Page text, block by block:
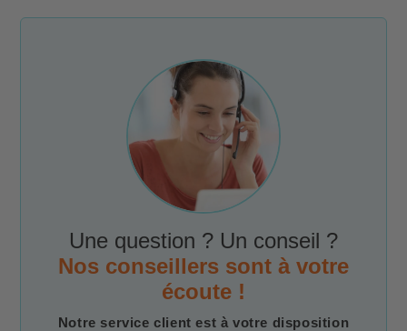
Une question ? Un conseil ?
Nos conseillers sont à votre
écoute !
Notre service client est à votre disposition